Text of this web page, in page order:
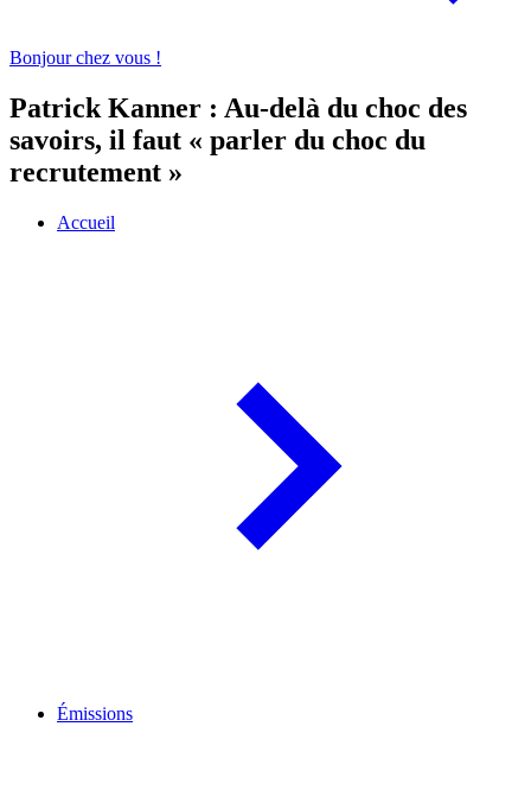
Bonjour chez vous !
Patrick Kanner : Au-delà du choc des
savoirs, il faut « parler du choc du
recrutement »
Accueil
Émissions